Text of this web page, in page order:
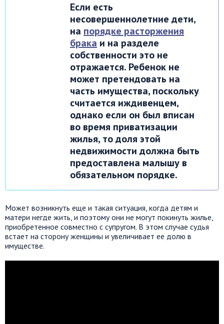
Если есть
несовершеннолетние дети,
на порядке расторжения
брака и на разделе
собственности это не
отражается. Ребенок не
может претендовать на
часть имущества, поскольку
считается иждивенцем,
однако если он был вписан
во время приватизации
жилья, то доля этой
недвижимости должна быть
предоставлена малышу в
обязательном порядке.
Может возникнуть еще и такая ситуация, когда детям и
матери негде жить, и поэтому они не могут покинуть жилье,
приобретенное совместно с супругом. В этом случае судья
встает на сторону женщины и увеличивает ее долю в
имуществе.